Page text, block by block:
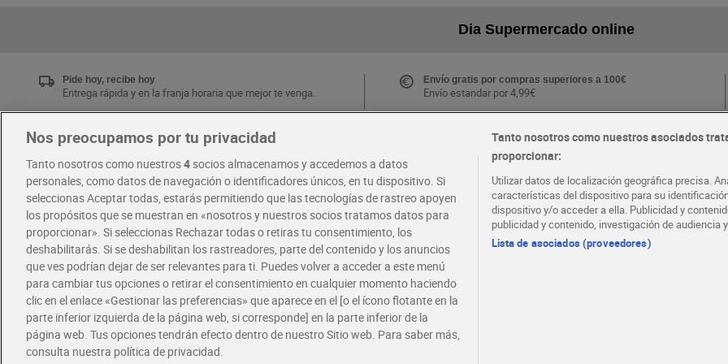
Dia Supermercado online
Pide hoy, recibe hoy
Entrega rápida y en la franja horaria que mejor te venga.
Envío gratis por compras superiores a 100€
Envío estandar por 4,99€
Disfruta las ventajas y ofertas exclusivas.
Descárgate la APP Dia
Folletos y Tiendas
cercana
RECETAS · COMER MEJOR CADA DIA · EMPLEO
Política de privacidad Política de cookies
Nos preocupamos por tu privacidad
Tanto nosotros como nuestros4socios almacenamos y accedemos a datos
personales, como datos de navegación o identificadores únicos, en tu dispositivo. Si
seleccionas Aceptar todas, estarás permitiendo que las tecnologías de rastreo apoyen
los propósitos que se muestran en «nosotros y nuestros socios tratamos datos para
proporcionar». Si seleccionas Rechazar todas o retiras tu consentimiento, los
deshabilitarás. Si se deshabilitan los rastreadores, parte del contenido y los anuncios
que ves podrían dejar de ser relevantes para ti. Puedes volver a acceder a este menú
para cambiar tus opciones o retirar el consentimiento en cualquier momento haciendo
clic en el enlace «Gestionar las preferencias» que aparece en el [o el ícono flotante en la
parte inferior izquierda de la página web, si corresponde] en la parte inferior de la
página web. Tus opciones tendrán efecto dentro de nuestro Sitio web. Para saber más,
consulta nuestra política de privacidad.
Tanto nosotros como nuestros asociados
proporcionar:
Utilizar datos de localización geográfica precisa.
características del dispositivo para su
dispositivo y/o acceder a ella. Publicidad y
publicidad y contenido, investigación de audiencia
Lista de asociados (proveedores)